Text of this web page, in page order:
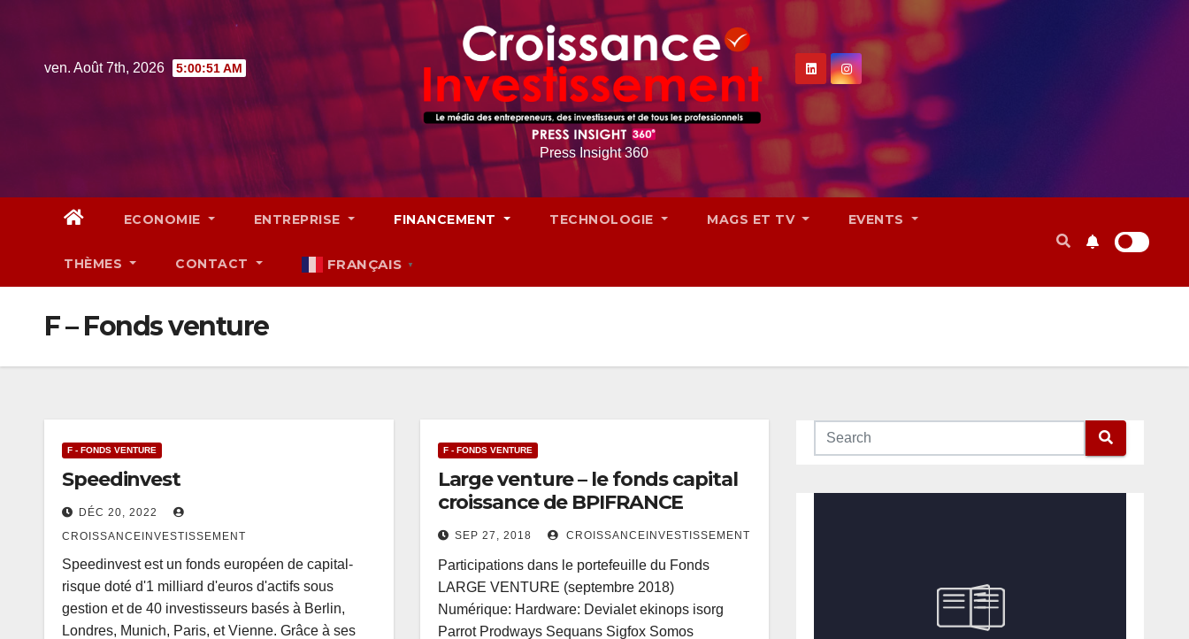
contentven. Août 7th, 2026 5:00:52 AM
Press Insight 360
ECONOMIE ENTREPRISE FINANCEMENT TECHNOLOGIE MAGS ET TV EVENTS
THÈMES CONTACT FRANÇAIS ▼
F – Fonds venture
F - FONDS VENTURE
Speedinvest
DÉC 20, 2022
CROISSANCEINVESTISSEMENT
Speedinvest est un fonds européen de capital-
risque doté d'1 milliard d'euros d'actifs sous
gestion et de 40 investisseurs basés à Berlin,
Londres, Munich, Paris, et Vienne. Grâce à ses
F - FONDS VENTURE
Large venture – le fonds capital
croissance de BPIFRANCE
SEP 27, 2018 CROISSANCEINVESTISSEMENT
Participations dans le portefeuille du Fonds
LARGE VENTURE (septembre 2018)
Numérique: Hardware: Devialet ekinops isorg
Parrot Prodways Sequans Sigfox Somos